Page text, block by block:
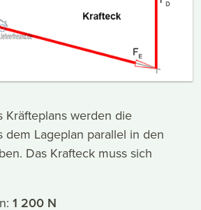
Kräfteplans werden die
dem Lageplan parallel in den
Das Krafteck muss sich
1 200 N